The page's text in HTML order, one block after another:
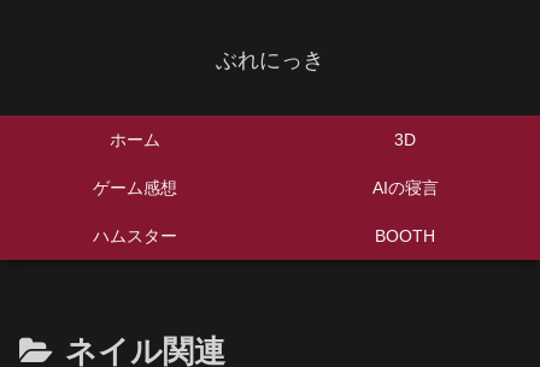
ぶれにっき
ホーム 3D
ゲーム感想 AIの寝言
ハムスター BOOTH
ネイル関連